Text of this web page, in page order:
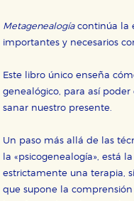
Metagenealogíacontinúa la
importantes y necesarios
Este libro único enseña
genealógico, para así
sanar nuestro presente.
Un paso más allá de las
la «psicogenealogía», está
estrictamente una terapia,
que supone la